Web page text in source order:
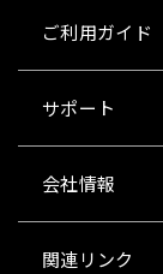
ご利用ガイド
サポート
会社情報
関連リンク